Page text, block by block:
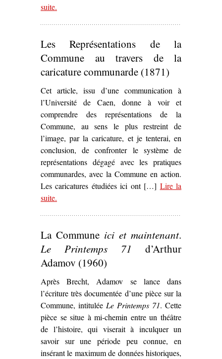
suite– ‘
.
Les Représentations de la
Commune au travers de la
caricature communarde (1871)
Cet article, issu d’une communication à
l’Université de Caen, donne à voir et
comprendre des représentations de la
Commune, au sens le plus restreint de
l’image, par la caricature, et je tenterai, en
conclusion, de confronter le système de
représentations dégagé avec les pratiques
communardes, avec la Commune en action.
Les caricatures étudiées ici ont […] Lire la
suite– ‘Les Représentations de la Commune au travers de
.
La Commune ici et maintenant.
Le Printemps 71 d’Arthur
Adamov (1960)
Après Brecht, Adamov se lance dans
l’écriture très documentée d’une pièce sur la
Commune, intitulée Le Printemps 71. Cette
pièce se situe à mi-chemin entre un théâtre
de l’histoire, qui viserait à inculquer un
savoir sur une période peu connue, en
insérant le maximum de données historiques,